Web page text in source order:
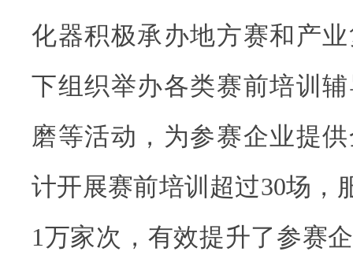
化器积极承办地方赛和产
下组织举办各类赛前培训
磨等活动，为参赛企业提
计开展赛前培训超过30场，
1万家次，有效提升了参赛